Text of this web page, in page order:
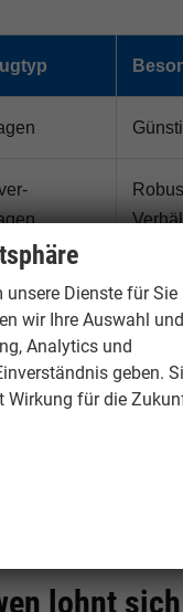
SUV
/ 7-
Sehr
lohnt
unsere Dienste für Sie
wir Ihre Auswahl und
Analytics und
geben.
Wirkung für die